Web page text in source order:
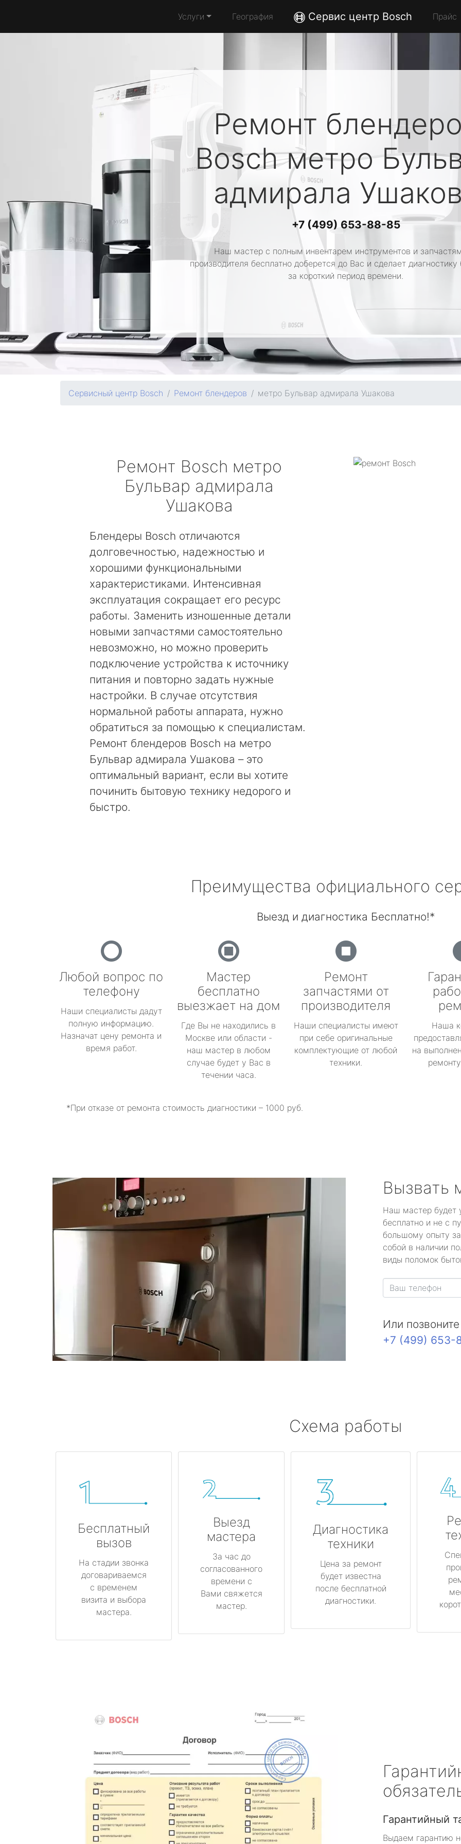
Услуги География Сервис центр Bosch Прайс
Ремонт
Boschметро
адмирала
+7 (499) 653-88-85
Наш мастер с полным инвентарем инструментов и
производителя бесплатно доберется до Вас и сделает диагностику
за короткий период времени.
Сервисный центр Bosch Ремонт блендеров метро Бульвар адмирала Ушакова
Ремонт Bosch метро
Бульвар адмирала
Ушакова
Блендеры Bosch отличаются
долговечностью, надежностью и
хорошими функциональными
характеристиками. Интенсивная
эксплуатация сокращает его ресурс
работы. Заменить изношенные детали
новыми запчастями самостоятельно
невозможно, но можно проверить
подключение устройства к источнику
питания и повторно задать нужные
настройки. В случае отсутствия
нормальной работы аппарата, нужно
обратиться за помощью к специалистам.
Ремонт блендеров Bosch на метро
Бульвар адмирала Ушакова – это
оптимальный вариант, если вы хотите
починить бытовую технику недорого и
быстро.
Преимущества официального
Выезд и диагностика Бесплатно!*
Любой вопрос по
телефону
Наши специалисты дадут
полную информацию.
Назначат цену ремонта и
время работ.
Мастер
бесплатно
выезжает на дом
Где Вы не находились в
Москве или области -
наш мастер в любом
случае будет у Вас в
течении часа.
Ремонт
запчастями от
производителя
Наши специалисты имеют
при себе оригинальные
комплектующие от любой
техники.
Наша
на
*При отказе от ремонта стоимость диагностики – 1000 руб.
Вызвать
Наш мастер будет
бесплатно и не с
большому опыту
собой в наличии
виды поломок
Или
+7 (499) 653-
Схема работы
Бесплатный
вызов
На стадии звонка
договариваемся
с временем
визита и выбора
мастера.
Выезд
мастера
За час до
согласованного
времени с
Вами свяжется
мастер.
Диагностика
техники
Цена за ремонт
будет известна
после бесплатной
диагностики.
Гарантийный
Выдаем гарантию